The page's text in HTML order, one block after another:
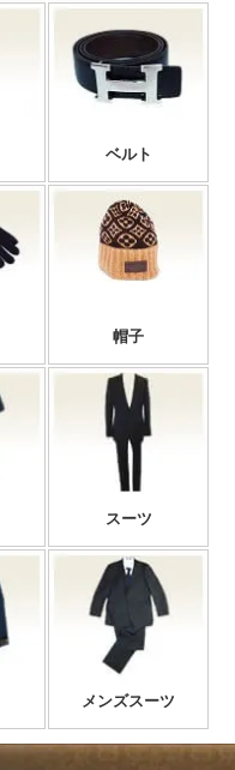
ベルト
帽子
スーツ
メンズスーツ